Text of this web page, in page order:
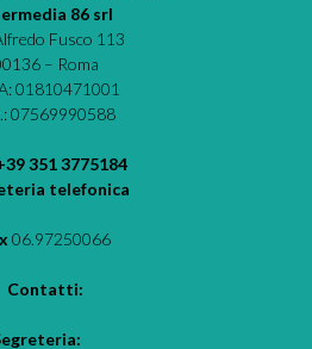
86 srl
Fusco 113
– Roma
01810471001
07569990588
351 3775184
telefonica
06.97250066
Contatti: